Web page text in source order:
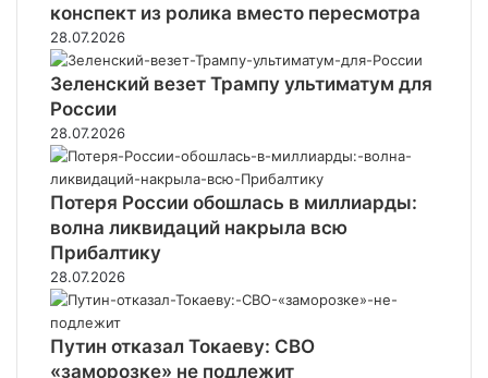
конспект из ролика вместо пересмотра
28.07.2026
Зеленский везет Трампу ультиматум для
России
28.07.2026
Потеря России обошлась в миллиарды:
волна ликвидаций накрыла всю
Прибалтику
28.07.2026
Путин отказал Токаеву: СВО
«заморозке» не подлежит